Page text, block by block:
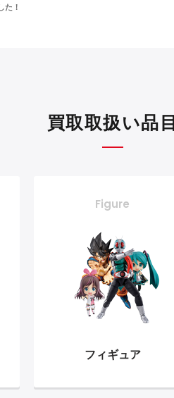
た！
買取取扱い品目
Figure
フィギュア